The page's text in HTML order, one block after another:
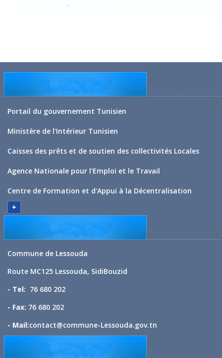
Portail du gouvernement Tunisien
Ministère de l'Intérieur Tunisien
Caisses des prêts et de soutien des collectivités Locales
Agence Nationale pour l'Emploi et le Travail
Centre de Formation et d'Appui à la Décentralisation
+
Commune de Lessouda
Route MC125 Lessouda, SidiBouzid
- Tel: 76 680 202
- Fax: 76 680 202
- Mail:contact@commune-Lessouda.gov.tn